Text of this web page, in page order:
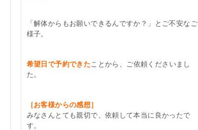
「解体からもお願いできるんですか？」とご不安なご
様子。
希望日で予約できたことから、ご依頼くださいまし
た。
［お客様からの感想］
みなさんとても親切で、依頼して本当に良かったで
す。